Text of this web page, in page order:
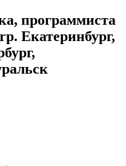
программиста
Екатеринбург,